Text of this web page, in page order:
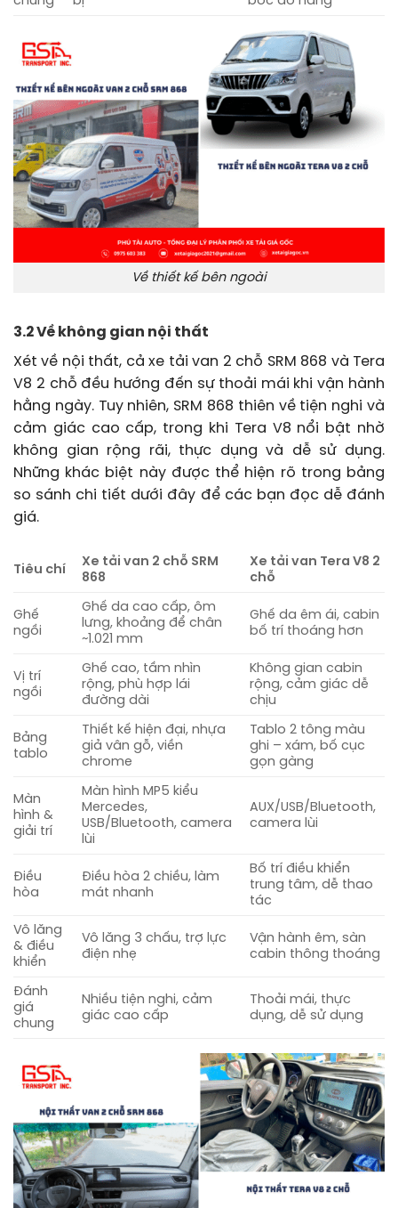
Về thiết kế bên ngoài
3.2 Về không gian nội thất
Xét về nội thất, cả xe tải van 2 chỗ SRM 868 và Tera
V8 2 chỗ đều hướng đến sự thoải mái khi vận hành
hằng ngày. Tuy nhiên, SRM 868 thiên về tiện nghi và
cảm giác cao cấp, trong khi Tera V8 nổi bật nhờ
không gian rộng rãi, thực dụng và dễ sử dụng.
Những khác biệt này được thể hiện rõ trong bảng
so sánh chi tiết dưới đây để các bạn đọc dễ đánh
giá.
Tiêu chí
Xe tải van 2 chỗ SRM
868
Xe tải van Tera V8 2
chỗ
Ghế
ngồi
Ghế da cao cấp, ôm
lưng, khoảng để chân
~1.021 mm
Ghế da êm ái, cabin
bố trí thoáng hơn
Vị trí
ngồi
Ghế cao, tầm nhìn
rộng, phù hợp lái
đường dài
Không gian cabin
rộng, cảm giác dễ
chịu
Bảng
tablo
Thiết kế hiện đại, nhựa
giả vân gỗ, viền
chrome
Tablo 2 tông màu
ghi – xám, bố cục
gọn gàng
Màn
hình &
giải trí
Màn hình MP5 kiểu
Mercedes,
USB/Bluetooth, camera
lùi
AUX/USB/Bluetooth,
camera lùi
Điều
hòa
Điều hòa 2 chiều, làm
mát nhanh
Bố trí điều khiển
trung tâm, dễ thao
tác
Vô lăng
& điều
khiển
Vô lăng 3 chấu, trợ lực
điện nhẹ
Vận hành êm, sàn
cabin thông thoáng
Đánh
giá
chung
Nhiều tiện nghi, cảm
giác cao cấp
Thoải mái, thực
dụng, dễ sử dụng